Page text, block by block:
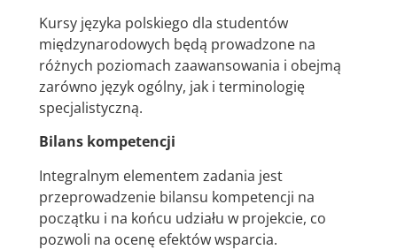
Kursy języka polskiego dla studentów
międzynarodowych będą prowadzone na
różnych poziomach zaawansowania i obejmą
zarówno język ogólny, jak i terminologię
specjalistyczną.
Bilans kompetencji
Integralnym elementem zadania jest
przeprowadzenie bilansu kompetencji na
początku i na końcu udziału w projekcie, co
pozwoli na ocenę efektów wsparcia.